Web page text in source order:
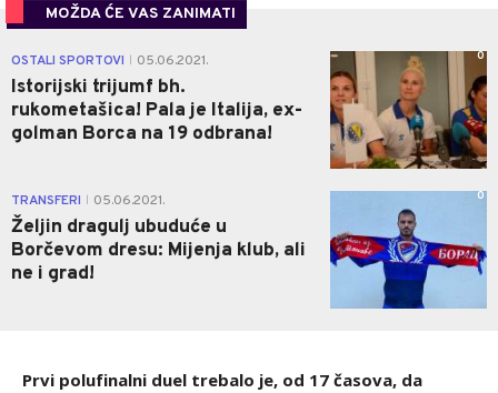
MOŽDA ĆE VAS ZANIMATI
OSTALI SPORTOVI 05.06.2021.
Istorijski trijumf bh.
rukometašica! Pala je Italija, ex-
golman Borca na 19 odbrana!
0
TRANSFERI 05.06.2021.
Željin dragulj ubuduće u
Borčevom dresu: Mijenja klub, ali
ne i grad!
0
Prvi polufinalni duel trebalo je, od 17 časova, da